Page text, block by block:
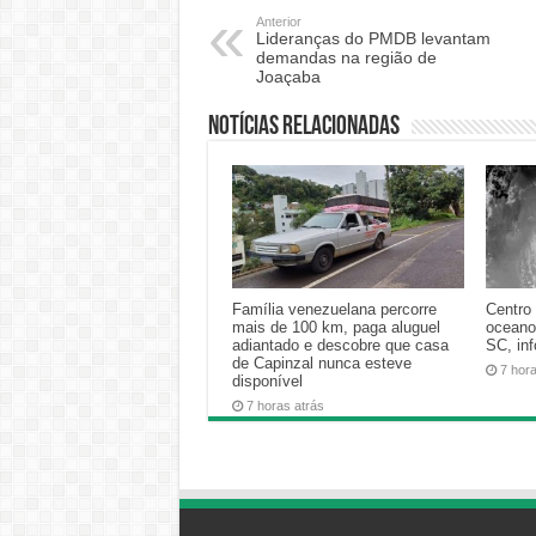
Anterior
Lideranças do PMDB levantam
demandas na região de
Joaçaba
Notícias relacionadas
Família venezuelana percorre
mais de 100 km, paga aluguel
adiantado e descobre que casa
de Capinzal nunca esteve
disponível
7 horas atrás
SC,
7